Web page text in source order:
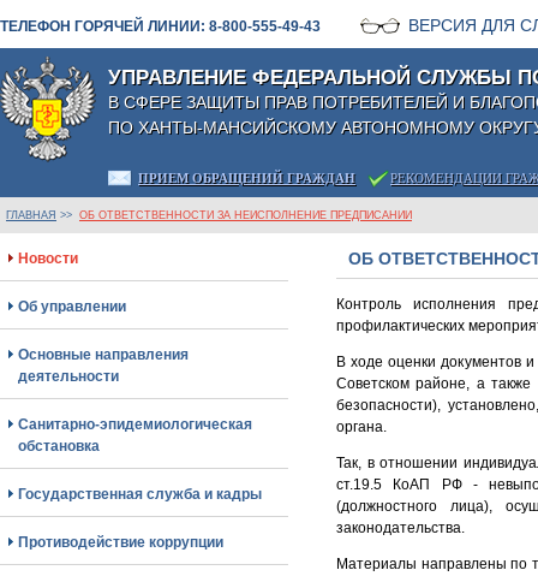
ТЕЛЕФОН ГОРЯЧЕЙ ЛИНИИ: 8-800-555-49-43 ВЕРСИЯ ДЛЯ
УПРАВЛЕНИЕ ФЕДЕРАЛЬНОЙ СЛУЖБЫ
В СФЕРЕ ЗАЩИТЫ ПРАВ ПОТРЕБИТЕЛЕЙ И
ПО ХАНТЫ-МАНСИЙСКОМУ АВТОНОМНОМУ
ПРИЕМ ОБРАЩЕНИЙ ГРАЖДАН РЕКОМЕНДАЦИИ
ГЛАВНАЯ >> ОБ ОТВЕТСТВЕННОСТИ ЗА НЕИСПОЛНЕНИЕ ПРЕДПИСАНИЙ
Новости
Об управлении
Основные направления
деятельности
Санитарно-эпидемиологическая
обстановка
Государственная служба и кадры
Противодействие коррупции
ОБ
Контроль исполнения
профилактических
В ходе оценки документов
Советском районе, а
безопасности),
органа.
Так, в отношении
ст.19.5 КоАП РФ -
(должностного лица),
законодательства.
Материалы направлены по